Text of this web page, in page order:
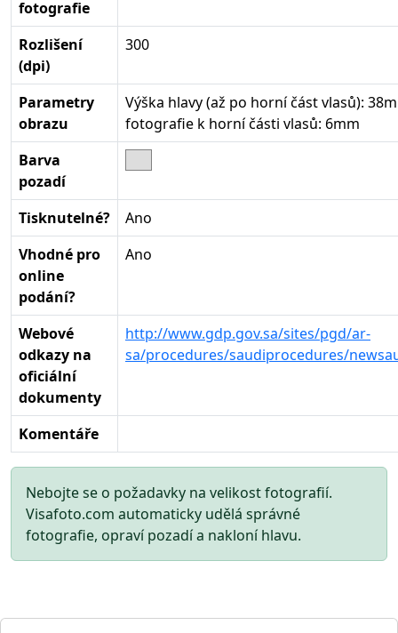
fotografie
Rozlišení
(dpi)
300
Parametry
obrazu
Výška hlavy (až po horní část vlasů):
fotografie k horní části vlasů: 6mm
Barva
pozadí
Tisknutelné?
Ano
Vhodné pro
online
podání?
Ano
Webové
odkazy na
oficiální
dokumenty
http://www.gdp.gov.sa/sites/pgd/ar-
sa/procedures/saudiprocedures/
Komentáře
Nebojte se o požadavky na velikost fotografií.
Visafoto.com automaticky udělá správné
fotografie, opraví pozadí a nakloní hlavu.